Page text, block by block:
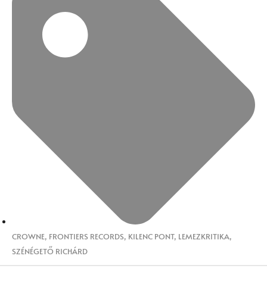
CROWNE, FRONTIERS RECORDS, KILENC PONT, LEMEZKRITIKA,
SZÉNÉGETŐ RICHÁRD